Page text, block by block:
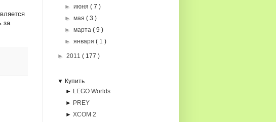
за
►июня( 7 )
►мая( 3 )
►марта( 9 )
►января( 1 )
► 2011 ( 177 )
▼ Купить
► LEGO Worlds
► PREY
► XCOM 2